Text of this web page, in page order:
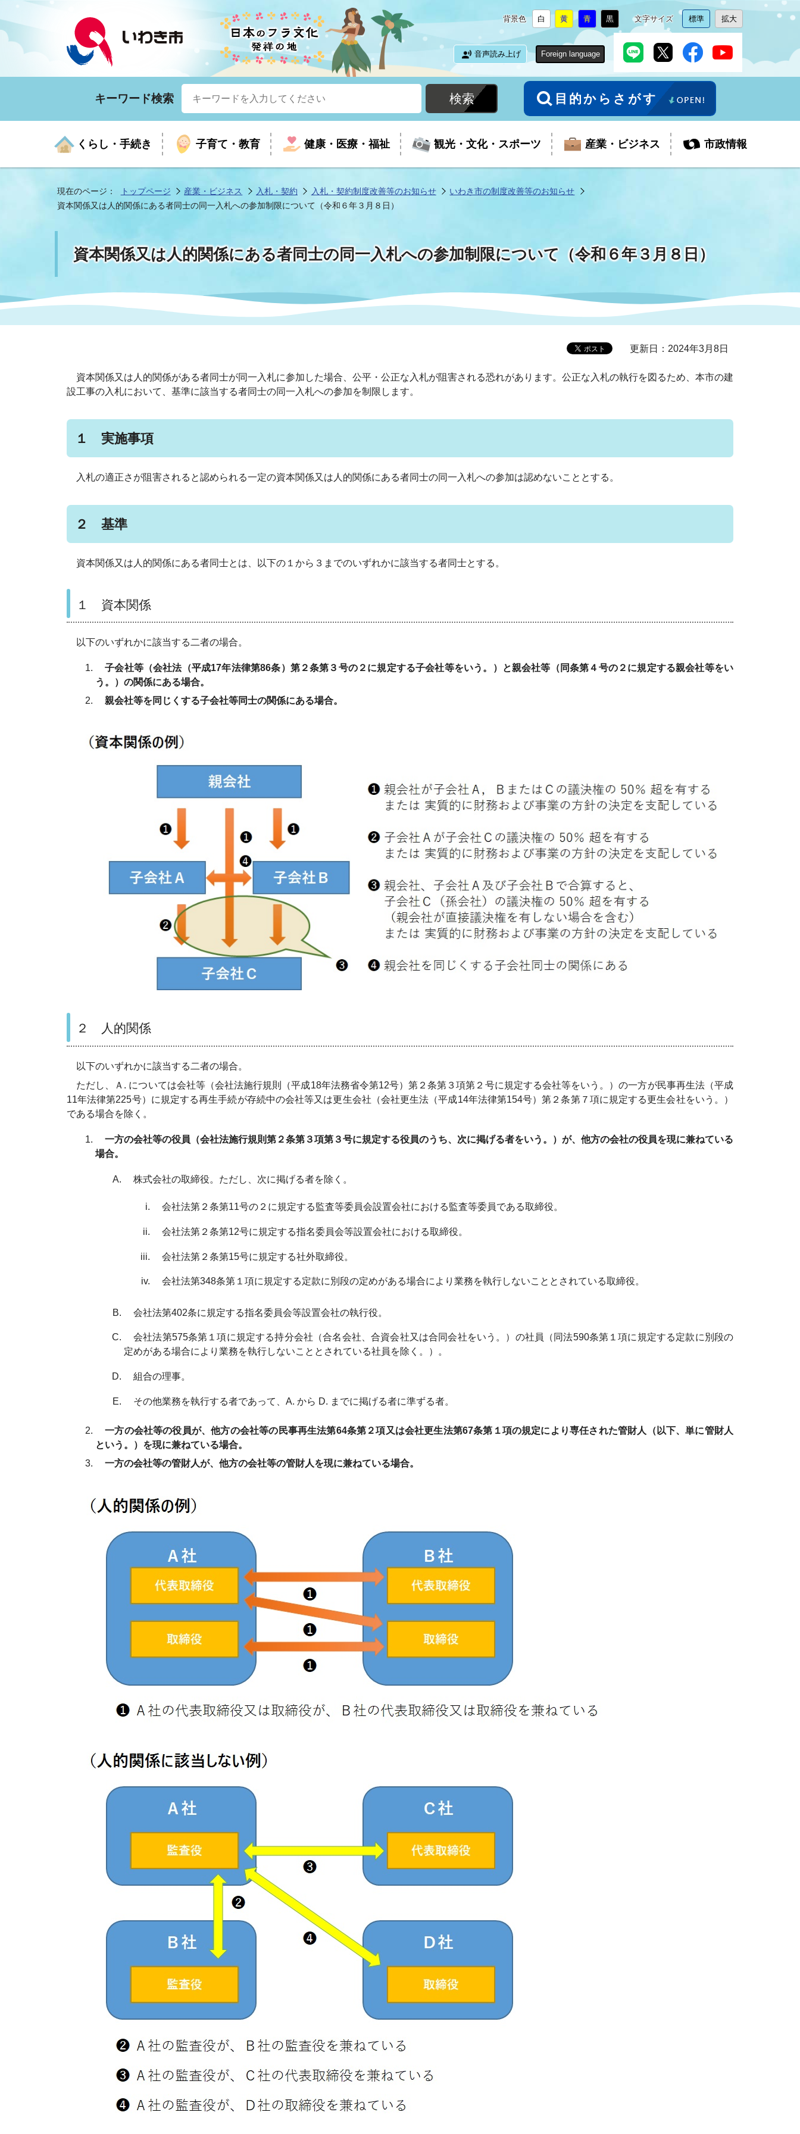
背景色
背
景
色
を
白
に
更
背
色
を
黄
に
更
背
色
を
青
に
更
背
景
黒
に
変
文字サイズ
文
字
サ
イ
を
標準
に
変
文
字
サ
イ
拡大
に
変
音声読み上げ
Foreign language
キーワード検索 目的からさがす
くらし・手続き
くらしの手続きガイド いざという時に
年金・保険 マイナンバー 住まい・生活・相談 ごみ・環境
まちづくり 移住・定住 人権・男女共同参画
ルサイト
電子サービス オープンデータ・活用事例
子育て・教育
生涯学習 子育て
健康・医療・福祉
医療 健康
高齢者福祉・介護 地域包括ケア(介護予防等) 福祉事業者向け情報 生活保護
福祉に関するその他の情報 地域福祉
新型コロナウイルス感染症特
医療センター
観光・文化・スポーツ
お知らせ 年間イベントの案内
目的から探す モデルコース 歴史・文化 芸術
スポーツ 教育旅行 国際・国内交流
産業・ビジネス
入札・契約 産業振興
企業立地 福祉・介護 都市計画・開発・建築 企業支援・起業支援
保健・衛生 除染事業 環境法令等に基づく届出
市政情報
市の紹介 市長室
市の統計 広報 広聴 財政
職員 行政改革
情報公開・個人情報保護
監査委員 農業委員会 市制施行周年関連情報
ご意見・ご質問
現在のページ： トップページ 産業・ビジネス 入札・契約 入札・契約制度改善等のお知らせ
いわき市の制度改善等のお知らせ
資本関係又は人的関係にある者同士の同一入札への参加制限について（令和６年３月８日）
資本関係又は人的関係にある者同士の同一入札への参加制限について（令和６年３月８日）
更新日：2024年3月8日
資本関係又は人的関係がある者同士が同一入札に参加した場合、公平・公正な入札が阻害される恐れがあります。公正な入札の執行を図るため、本市の建
設工事の入札において、基準に該当する者同士の同一入札への参加を制限します。
１ 実施事項
入札の適正さが阻害されると認められる一定の資本関係又は人的関係にある者同士の同一入札への参加は認めないこととする。
２ 基準
資本関係又は人的関係にある者同士とは、以下の１から３までのいずれかに該当する者同士とする。
１ 資本関係
以下のいずれかに該当する二者の場合。
子会社等（会社法（平成17年法律第86条）第２条第３号の２に規定する子会社等をいう。）と親会社等（同条第４号の２に規定する親会社等をい
う。）の関係にある場合。
親会社等を同じくする子会社等同士の関係にある場合。
２ 人的関係
以下のいずれかに該当する二者の場合。
ただし、Ａ. については会社等（会社法施行規則（平成18年法務省令第12号）第２条第３項第２号に規定する会社等をいう。）の一方が民事再生法（平成
11年法律第225号）に規定する再生手続が存続中の会社等又は更生会社（会社更生法（平成14年法律第154号）第２条第７項に規定する更生会社をいう。）
である場合を除く。
一方の会社等の役員（会社法施行規則第２条第３項第３号に規定する役員のうち、次に掲げる者をいう。）が、他方の会社の役員を現に兼ねている
場合。
株式会社の取締役。ただし、次に掲げる者を除く。
会社法第２条第11号の２に規定する監査等委員会設置会社における監査等委員である取締役。
会社法第２条第12号に規定する指名委員会等設置会社における取締役。
会社法第２条第15号に規定する社外取締役。
会社法第348条第１項に規定する定款に別段の定めがある場合により業務を執行しないこととされている取締役。
会社法第402条に規定する指名委員会等設置会社の執行役。
会社法第575条第１項に規定する持分会社（合名会社、合資会社又は合同会社をいう。）の社員（同法590条第１項に規定する定款に別段の
定めがある場合により業務を執行しないこととされている社員を除く。）。
組合の理事。
その他業務を執行する者であって、A. から D. までに掲げる者に準ずる者。
一方の会社等の役員が、他方の会社等の民事再生法第64条第２項又は会社更生法第67条第１項の規定により専任された管財人（以下、単に管財人
という。）を現に兼ねている場合。
一方の会社等の管財人が、他方の会社等の管財人を現に兼ねている場合。